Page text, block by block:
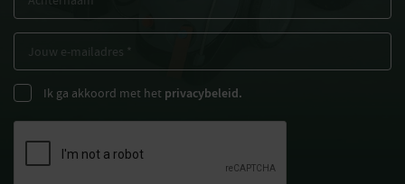
Ik ga akkoord met het privacybeleid.